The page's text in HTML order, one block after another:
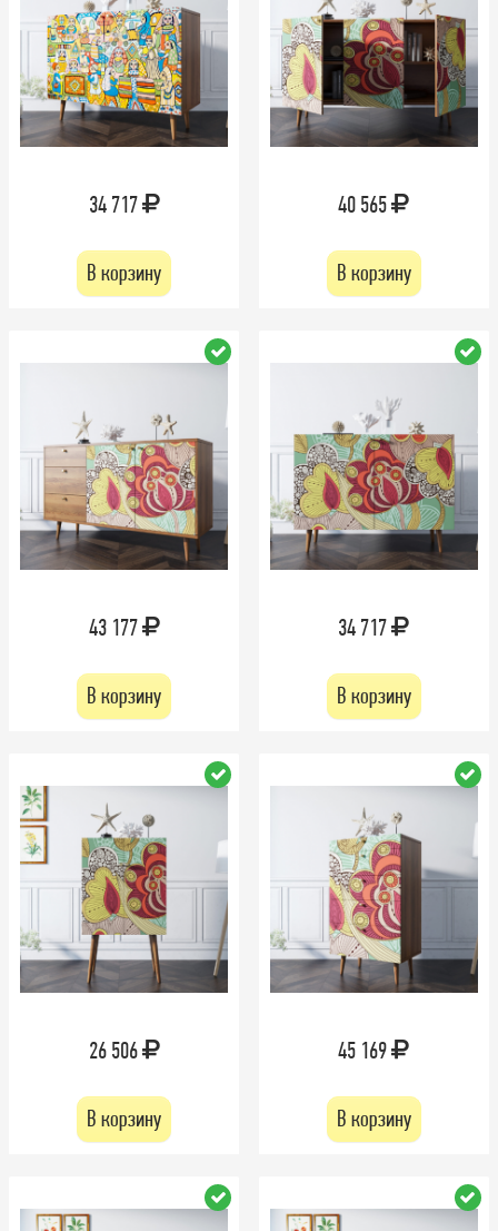
34 717
В корзину
40 565
В корзину
43 177
В корзину
34 717
В корзину
26 506
В корзину
45 169
В корзину